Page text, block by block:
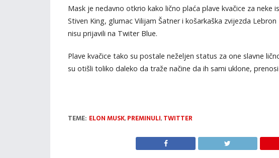
Mask je nedavno otkrio kako lično plaća plave kvačice za
Stiven King, glumac Vilijam Šatner i košarkaška zvijezda
nisu prijavili na Twiter Blue.
Plave kvačice tako su postale neželjen status za one slavne
su otišli toliko daleko da traže načine da ih sami uklone,
TEME: ELON MUSK, PREMINULI, TWITTER